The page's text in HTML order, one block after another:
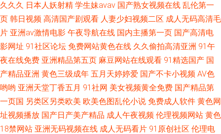
久久久 日本人妖射精 学生妹avav 国产熟女视频在线 乱伦第一
页 韩日视频 高清国产剧观看 人妻少妇视频二区 成人无码高清毛
片 亚洲av激情电影 午夜导航在线 国内主播第一页 国产高清电
影网址 91社区论坛 免费网站黄色在线 久久偷拍高清亚洲 91午
夜在线免费 亚洲精品第五页 麻豆网站在线观看 91精选国产 国
产精品亚洲 黄色三级成年 五月天婷婷爱 国产不卡小视频 AV色
哟哟 亚洲天堂丁香五月 91社网 美女视频黄全免费 国产精品第
一页国 另类区另类欧美 欧美色图乱伦小说 免费成人软件 黄色网
址视频播放 国产日产美产精品 成人午夜视频 伦理视频网站 黄色
18禁网站 亚洲无码视频在线 成人无码看片 91原创社区 伦理电